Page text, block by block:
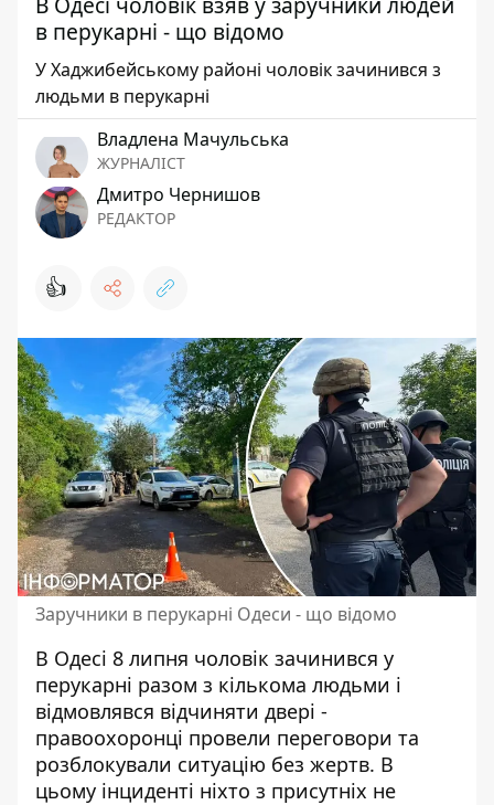
в перукарні - що відомо
У Хаджибейському районі чоловік зачинився з
людьми в перукарні
Владлена Мачульська
ЖУРНАЛІСТ
Дмитро Чернишов
РЕДАКТОР
👍
Заручники в перукарні Одеси - що відомо
В Одесі 8 липня чоловік зачинився у
перукарні разом з кількома людьми і
відмовлявся відчиняти двері -
правоохоронці провели переговори та
розблокували ситуацію без жертв. В
цьому інциденті ніхто з присутніх не